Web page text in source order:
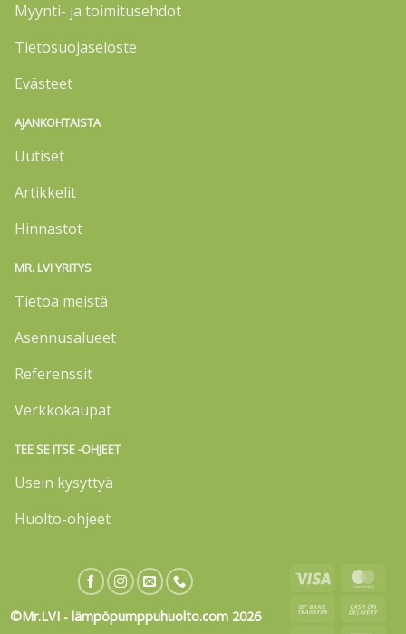
Myynti- ja toimitusehdot
Tietosuojaseloste
Evästeet
AJANKOHTAISTA
Uutiset
Artikkelit
Hinnastot
MR. LVI YRITYS
Tietoa meistä
Asennusalueet
Referenssit
Verkkokaupat
TEE SE ITSE -OHJEET
Usein kysyttyä
Huolto-ohjeet
©Mr.LVI - lämpöpumppuhuolto.com 2026
Visa
Bank